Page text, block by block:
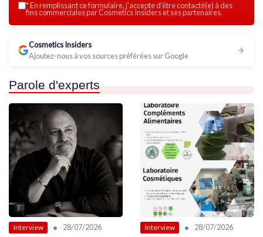
*En remplissant ce formulaire, j’accepte d’être contacté(e) à des
fins commerciales par Cosmetics Insiders et ses partenaires.
Cosmetics Insiders
Ajoutez-nous à vos sources préférées sur Google
Parole d'experts
Interview • 28/07/2026 Interview • 28/07/2026